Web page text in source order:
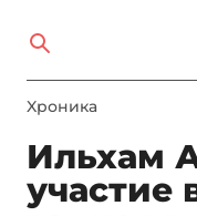
Xроника
Ильхам
участие